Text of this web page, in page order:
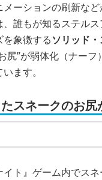
ーションの刷新な
誰もが知るステル
を象徴するソリッド
尻”が弱体化（ナーフ
ます。
スネークのお
ト』ゲーム内でス